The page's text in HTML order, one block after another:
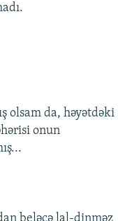
olsam da, həyətdəki
onun